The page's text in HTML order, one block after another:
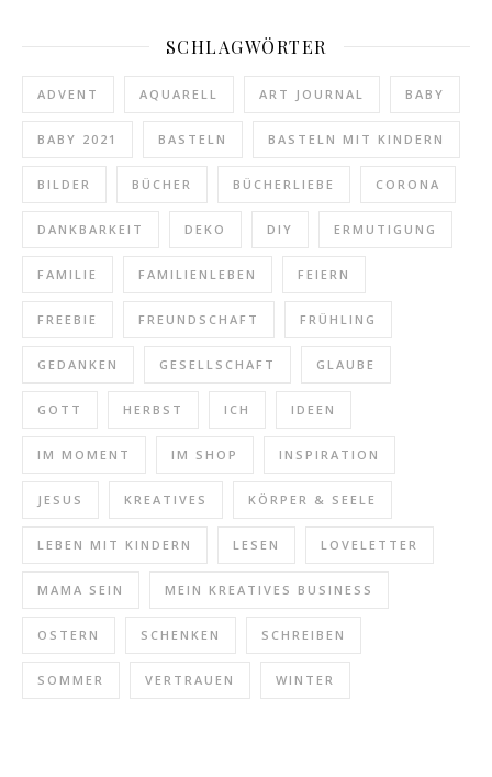
SCHLAGWÖRTER
ADVENT AQUARELL ART JOURNAL BABY
BABY 2021 BASTELN BASTELN MIT KINDERN
BILDER BÜCHER BÜCHERLIEBE CORONA
DANKBARKEIT DEKO DIY ERMUTIGUNG
FAMILIE FAMILIENLEBEN FEIERN
FREEBIE FREUNDSCHAFT FRÜHLING
GEDANKEN GESELLSCHAFT GLAUBE
GOTT HERBST ICH IDEEN
IM MOMENT IM SHOP INSPIRATION
JESUS KREATIVES KÖRPER & SEELE
LEBEN MIT KINDERN LESEN LOVELETTER
MAMA SEIN MEIN KREATIVES BUSINESS
OSTERN SCHENKEN SCHREIBEN
SOMMER VERTRAUEN WINTER